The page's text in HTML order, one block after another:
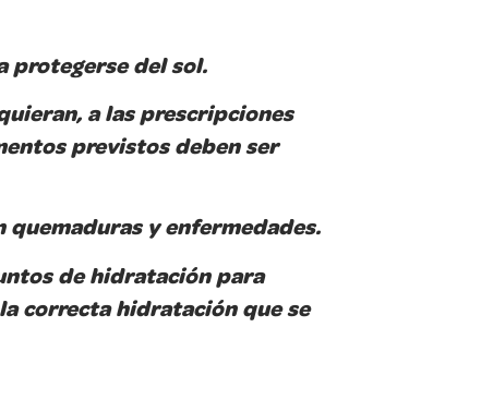
protegerse del sol.
a las prescripciones
previstos deben ser
y enfermedades.
de hidratación para
correcta hidratación que se